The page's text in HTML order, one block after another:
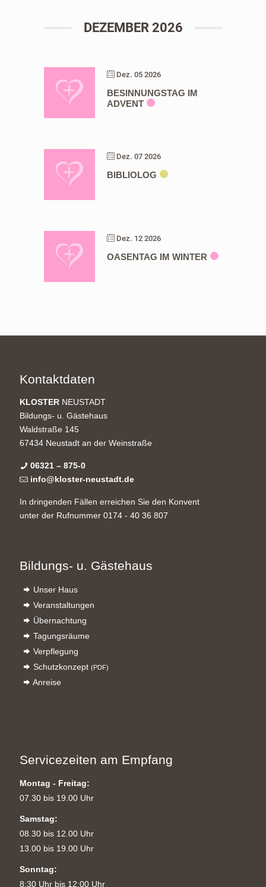
DEZEMBER 2026
Dez. 05 2026
BESINNUNGSTAG IM
ADVENT
Dez. 07 2026
BIBLIOLOG
Dez. 12 2026
OASENTAG IM WINTER
Kontaktdaten
KLOSTER NEUSTADT
Bildungs- u. Gästehaus
Waldstraße 145
67434 Neustadt an der Weinstraße
06321 – 875-0
info@kloster-neustadt.de
In dringenden Fällen erreichen Sie den Konvent
unter der Rufnummer 0174 - 40 36 807
Bildungs- u. Gästehaus
Unser Haus
Veranstaltungen
Übernachtung
Tagungsräume
Verpflegung
Schutzkonzept (PDF)
Anreise
Servicezeiten am Empfang
Montag - Freitag:
07.30 bis 19.00 Uhr
Samstag:
08.30 bis 12.00 Uhr
13.00 bis 19.00 Uhr
Sonntag:
8:30 Uhr bis 12:00 Uhr